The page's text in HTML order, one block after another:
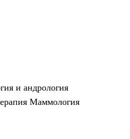
и андрология
Маммология